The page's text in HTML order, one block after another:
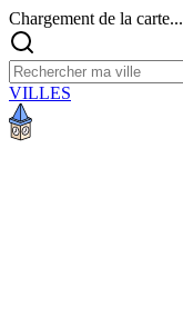
Chargement de la carte...
VILLES